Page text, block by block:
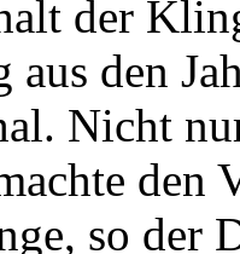
der
den
Nicht
den
so der